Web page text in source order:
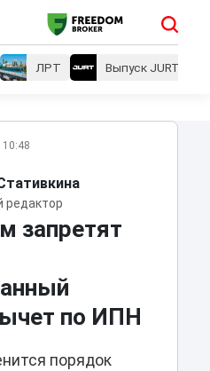
ЛРТ Выпуск JURT
10:48
редактор
запретят
по ИПН
порядок